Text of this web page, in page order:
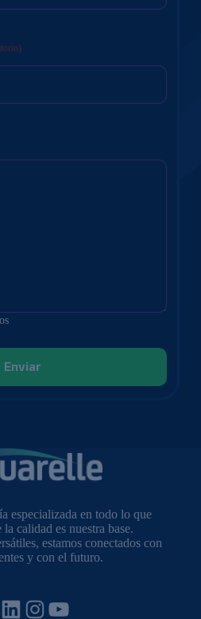
especializada en todo lo que
calidad es nuestra base.
estamos conectados con
y con el futuro.
LinkedIn
Instagram
YouTube